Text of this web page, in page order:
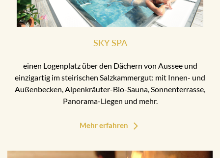
SKY SPA
einen Logenplatz über den Dächern von Aussee und
einzigartig im steirischen Salzkammergut: mit Innen- und
Außenbecken, Alpenkräuter-Bio-Sauna, Sonnenterrasse,
Panorama-Liegen und mehr.
Mehr erfahren